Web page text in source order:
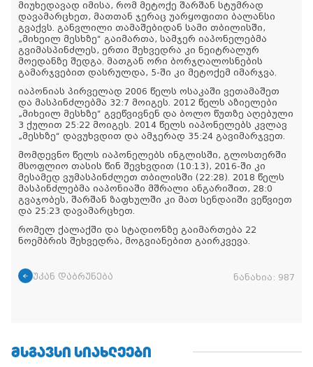
მიუხედავად იმისა, რომ მეტოქე შარშან სტუმრად
დავამარცხეთ, მათთან ჯერაც უარყოფითი ბალანსი
გვაქვს. განვლილი თამაშებიდან სამი თბილისში,
„მიხეილ მესხზე“ გაიმართა, სამჯერ იაპონელებმა
გვიმასპინძლეს, ერთი შეხვედრა კი ნეიტრალურ
მოედანზე შედგა. მათგან ორი ბორჯღალოსნების
გამარჯვებით დასრულდა, 5-ში კი მეტოქემ იმარჯვა.
იაპონიას პირველად 2006 წელს ოსაკაში ვეთამაშეთ
და მასპინძლებმა 32:7 მოიგეს. 2012 წელს აზიელები
„მიხეილ მესხზე“ გვეწვივნენ და ბოლო წუთზე აღებული
3 ქულით 25:22 მოიგეს. 2014 წელს იაპონელებს კვლავ
„მესხზე“ დავუხვდით და ამჯერად 35:24 გავიმარჯვეთ.
მომდევნო წელს იაპონელებს ინგლისში, გლოსთერში
მსოფლიო თასის წინ შევხვდით (10:13), 2016-ში კი
მესამედ ვუმასპინძლეთ თბილისში (22:28). 2018 წელს
მასპინძლებმა იაპონიაში მშრალი ანგარიშით, 28:0
გვაჯობეს, შარშან ზაფხულში კი მათ სენდაიში ვეწვიეთ
და 25:23 დავამარცხეთ.
რომელ ქალაქში და სტადიონზე გაიმართება 22
ნოემბრის შეხვედრა, მოგვიანებით გაირკვევა.
უკან დაბრუნება ნანახია: 987
ᲛᲡᲒᲐᲕᲡᲘ ᲡᲘᲐᲮᲚᲔᲔᲑᲘ